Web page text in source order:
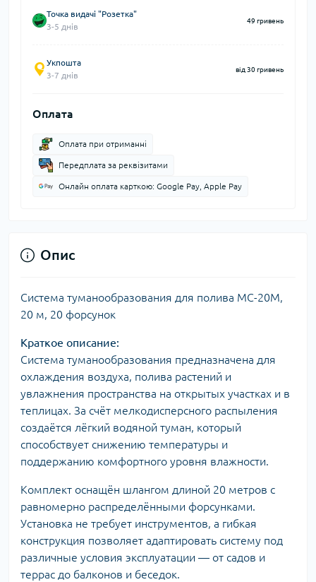
Точка видачі "Розетка"
3-5 днів
49 гривень
Укпошта
3-7 днів
від 30 гривень
Оплата
Оплата при отриманні
Передплата за реквізитами
Онлайн оплата карткою: Google Pay, Apple Pay
Опис
Система туманообразования для полива MC-20M,
20 м, 20 форсунок
Краткое описание:
Система туманообразования предназначена для
охлаждения воздуха, полива растений и
увлажнения пространства на открытых участках и в
теплицах. За счёт мелкодисперсного распыления
создаётся лёгкий водяной туман, который
способствует снижению температуры и
поддержанию комфортного уровня влажности.
Комплект оснащён шлангом длиной 20 метров с
равномерно распределёнными форсунками.
Установка не требует инструментов, а гибкая
конструкция позволяет адаптировать систему под
различные условия эксплуатации — от садов и
террас до балконов и беседок.